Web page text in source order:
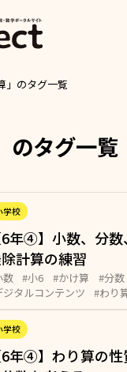
のタグ一覧
」のタグ一覧
学校
6年④】小数、分
計算の練習
数 #小6 #かけ算
#分数
ジタルコンテンツ
#わり
学校
6年④】わり算の